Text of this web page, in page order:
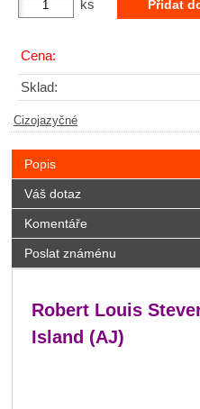
ks
Cena:
Sklad:
Cizojazyčné
Popis
Váš dotaz
Komentáře
Poslat známénu
Robert Louis
Island (AJ)